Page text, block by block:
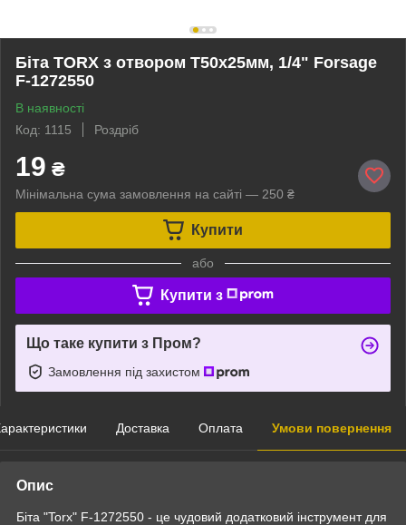
Біта TORX з отвором T50х25мм, 1/4" Forsage
F-1272550
В наявності
Код: 1115
Роздріб
19 ₴
Мінімальна сума замовлення на сайті — 250 ₴
Купити
або
Купити з
Що таке купити з Пром?
Замовлення під захистом
Доставка Оплата Умови повернення
Опис
Біта "Torx" F-1272550 - це чудовий додатковий інструмент для